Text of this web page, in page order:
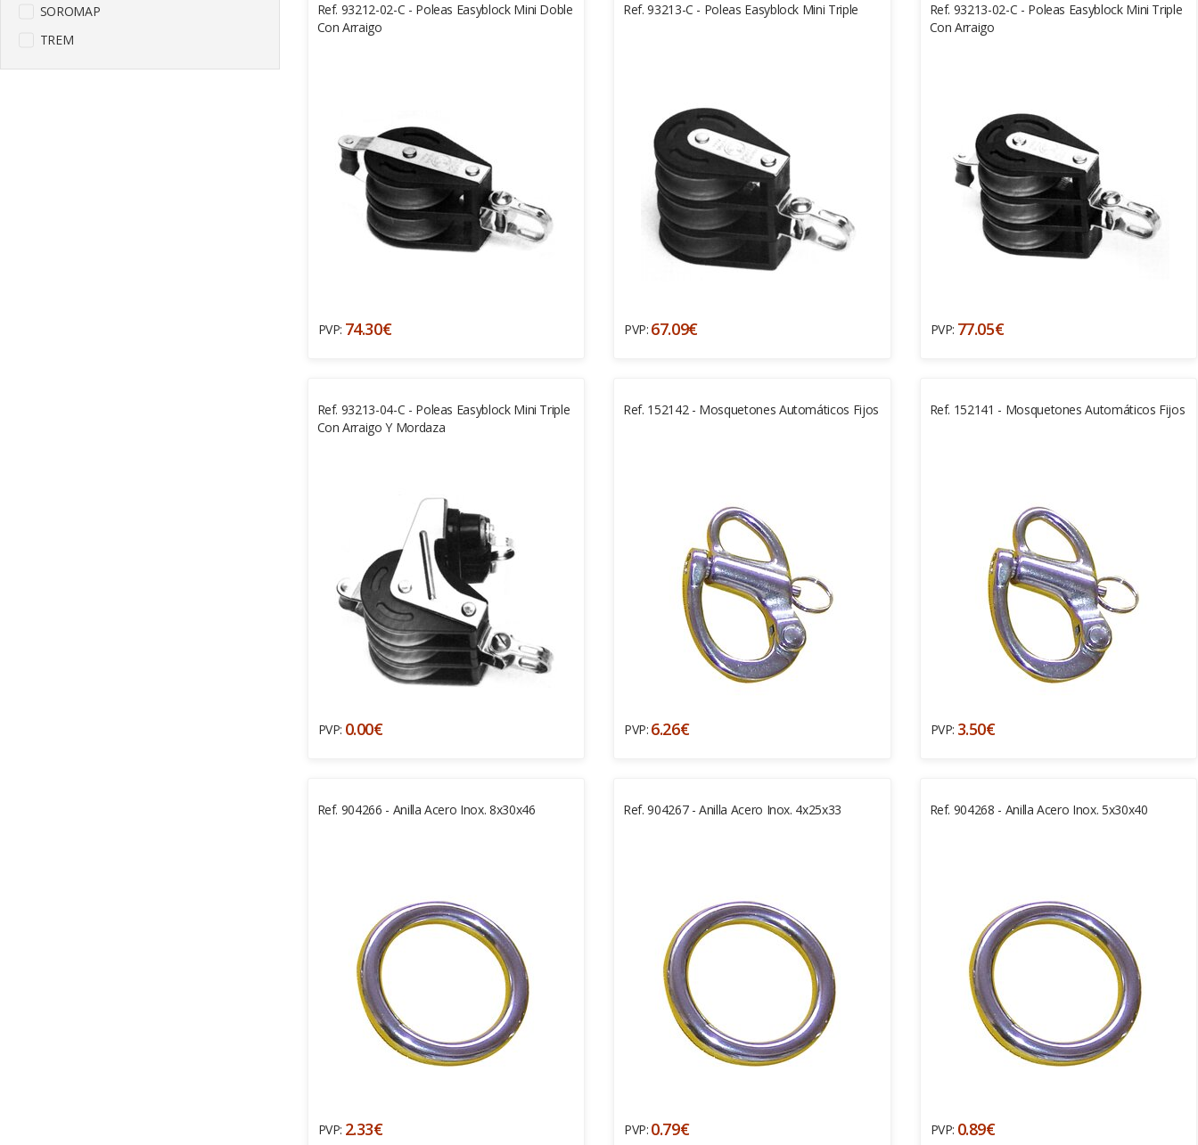
Ref. 93212-02-C - Poleas Easyblock Mini Doble
Con Arraigo
PVP: 74.30€
Ref. 93213-C - Poleas Easyblock Mini Triple
PVP: 67.09€
Ref. 93213-02-C - Poleas Easyblock Mini Triple
Con Arraigo
PVP: 77.05€
Ref. 93213-04-C - Poleas Easyblock Mini Triple
Con Arraigo Y Mordaza
PVP: 0.00€
Ref. 152142 - Mosquetones Automáticos Fijos
PVP: 6.26€
Ref. 152141 - Mosquetones Automáticos Fijos
PVP: 3.50€
Ref. 904266 - Anilla Acero Inox. 8x30x46
PVP: 2.33€
Ref. 904267 - Anilla Acero Inox. 4x25x33
PVP: 0.79€
Ref. 904268 - Anilla Acero Inox. 5x30x40
PVP: 0.89€
SOROMAP
TREM